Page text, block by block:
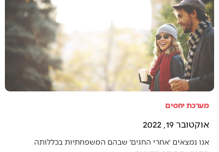
מערכת יחסים
אוקטובר 19, 2022
אנו נמצאים ׳אחרי החגים׳ שבהם המשפחתיות בכללותה